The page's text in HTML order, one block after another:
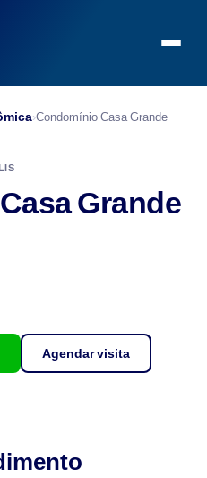
›Condomínio Casa Grande
Grande
Agendar visita